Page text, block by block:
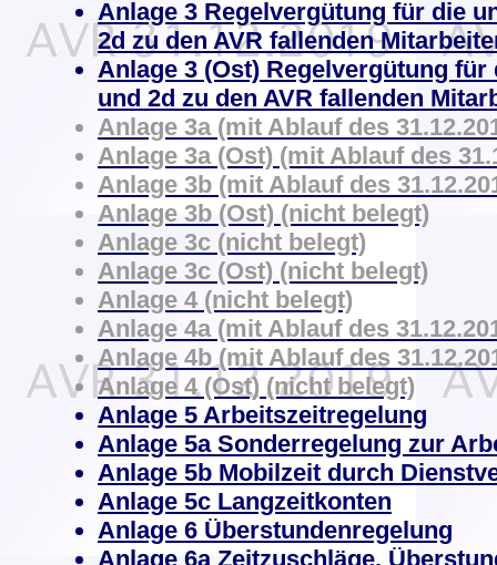
Anlage 3 Regelvergütung für die
2d zu den AVR fallenden
Anlage 3 (Ost) Regelvergütung
und 2d zu den AVR fallenden
Anlage 3a (mit Ablauf des
Anlage 3a (Ost) (mit Ablauf des
Anlage 3b (mit Ablauf des
Anlage 3b (Ost) (nicht belegt)
Anlage 3c (nicht belegt)
Anlage 3c (Ost) (nicht belegt)
Anlage 4 (nicht belegt)
Anlage 4a (mit Ablauf des
Anlage 4b (mit Ablauf des
Anlage 4 (Ost) (nicht belegt)
Anlage 5 Arbeitszeitregelung
Anlage 5a Sonderregelung zur
Anlage 5b Mobilzeit durch
Anlage 5c Langzeitkonten
Anlage 6 Überstundenregelung
Anlage 6a Zeitzuschläge,